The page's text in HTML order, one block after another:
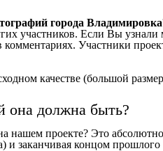
города Владимировка
участников. Если Вы узнали
Участники
качестве (большой
она должна быть?
нашем проекте? Это
заканчивая концом прошлого